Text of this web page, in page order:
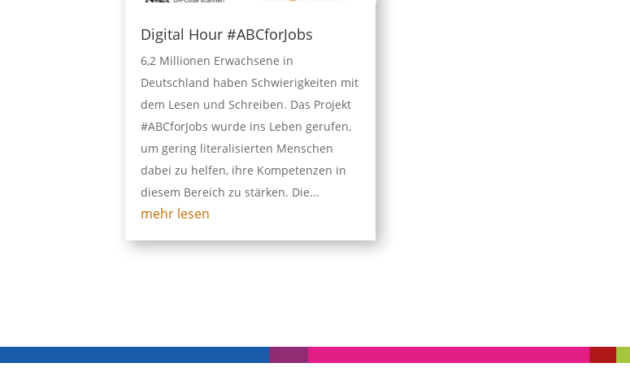
Digital Hour #ABCforJobs
6,2 Millionen Erwachsene in
Deutschland haben Schwierigkeiten mit
dem Lesen und Schreiben. Das Projekt
#ABCforJobs wurde ins Leben gerufen,
um gering literalisierten Menschen
dabei zu helfen, ihre Kompetenzen in
diesem Bereich zu stärken. Die...
mehr lesen